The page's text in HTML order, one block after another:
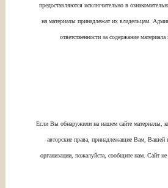
предоставляются исключительно в
на материалы принадлежат их владельцам.
ответственности за содержание материала
Если Вы обнаружили на нашем сайте материалы,
авторские права, принадлежащие Вам, Вашей
организации, пожалуйста, сообщите нам. Сайт